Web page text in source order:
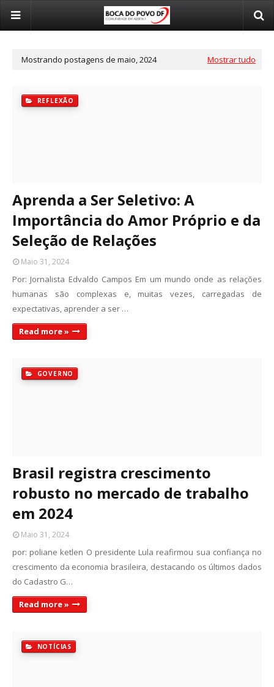
Mostrando postagens de maio, 2024 Mostrar tudo
REFLEXÃO
Aprenda a Ser Seletivo: A
Importância do Amor Próprio e da
Seleção de Relações
Maio 31, 2024
Por: Jornalista Edvaldo Campos Em um mundo onde as relações
humanas são complexas e, muitas vezes, carregadas de
expectativas, aprender a ser …
Read more »
GOVERNO
Brasil registra crescimento
robusto no mercado de trabalho
em 2024
Maio 31, 2024
por: poliane ketlen O presidente Lula reafirmou sua confiança no
crescimento da economia brasileira, destacando os últimos dados
do Cadastro G…
Read more »
NOTÍCIAS